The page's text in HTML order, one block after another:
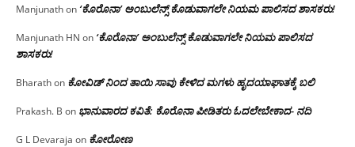
Manjunathon ‘ಕೊರೊನಾ’ ಅಂಬುಲೆನ್ಸ್ ಕೊಡುವಾಗಲೇ ನಿಯಮ ಪಾಲಿಸದ ಶಾಸಕರು!
Manjunath HN on ‘ಕೊರೊನಾ’ ಅಂಬುಲೆನ್ಸ್ ಕೊಡುವಾಗಲೇ ನಿಯಮ ಪಾಲಿಸದ
ಶಾಸಕರು!
Bharathon ಕೋವಿಡ್ ನಿಂದ ತಾಯಿ ಸಾವು ಕೇಳಿದ ಮಗಳು ಹೃದಯಾಘಾತಕ್ಕೆ ಬಲಿ
Prakash. B on ಭಾನುವಾರದ ಕವಿತೆ: ಕೊರೊನಾ ಪೀಡಿತರು ಓದಲೇಬೇಕಾದ- ನದಿ
G L Devaraja on ಕೋರೋಣ